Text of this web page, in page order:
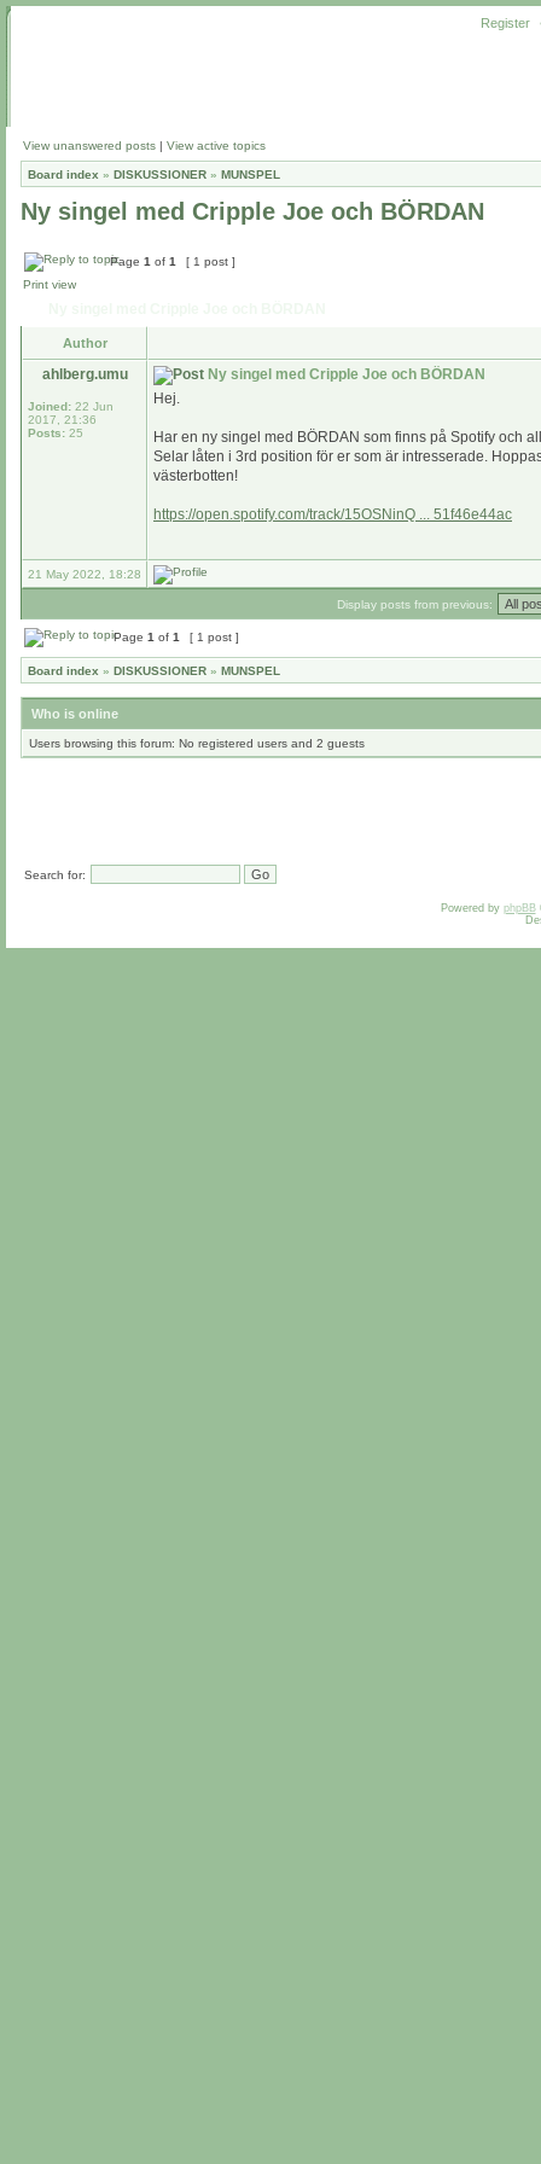
Register
View unanswered posts | View active topics
Board index » DISKUSSIONER » MUNSPEL
Ny singel med Cripple Joe och BÖRDAN
Page 1 of 1
[ 1 post ]
Print view
Author
ahlberg.umu
Joined: 22 Jun
2017, 21:36
Posts: 25
Ny singel med Cripple Joe och BÖRDAN
Hej.
Har en ny singel med BÖRDAN som finns på Spotify och
Selar låten i 3rd position för er som är intresserade.
västerbotten!
https://open.spotify.com/track/15OSNinQ ... 51f46e44ac
21 May 2022, 18:28
Display posts from previous:
Page 1 of 1 [ 1 post ]
Board index » DISKUSSIONER » MUNSPEL
Who is online
Users browsing this forum: No registered users and 2 guests
Search for:
Powered by phpBB